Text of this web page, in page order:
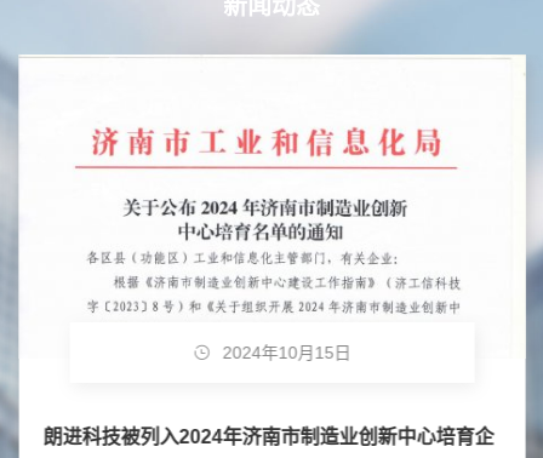
新闻动态
2024年10月15日
朗进科技被列入2024年济南市制造业创新中心培育企